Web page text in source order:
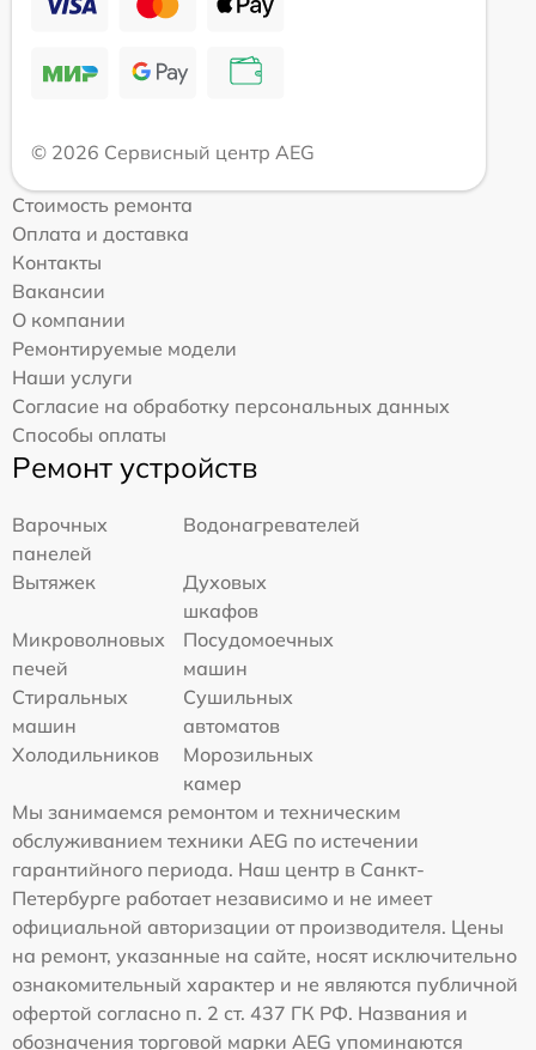
© 2026 Сервисный центр AEG
Стоимость ремонта
Оплата и доставка
Контакты
Вакансии
О компании
Ремонтируемые модели
Наши услуги
Согласие на обработку персональных данных
Способы оплаты
Ремонт устройств
Варочных
панелей
Водонагревателей
Вытяжек
Духовых
шкафов
Микроволновых
печей
Посудомоечных
машин
Стиральных
машин
Сушильных
автоматов
Холодильников
Морозильных
камер
Мы занимаемся ремонтом и техническим
обслуживанием техники AEG по истечении
гарантийного периода. Наш центр в Санкт-
Петербурге работает независимо и не имеет
официальной авторизации от производителя. Цены
на ремонт, указанные на сайте, носят исключительно
ознакомительный характер и не являются публичной
офертой согласно п. 2 ст. 437 ГК РФ. Названия и
обозначения торговой марки AEG упоминаются